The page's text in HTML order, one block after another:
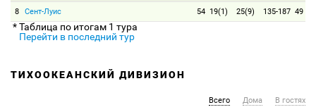
8 Сент-Луис 54 19(1) 25(9) 135-187 49
* Таблица по итогам 1 тура
Перейти в последний тур
ТИХООКЕАНСКИЙ ДИВИЗИОН
Всего Дома В гостях